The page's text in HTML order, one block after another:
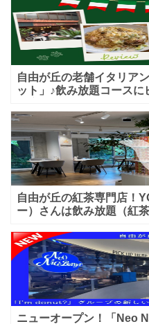
自由が丘の老舗イタリア
ット」♪飲み放題コース
自由が丘の紅茶専門店！
ー）さんは飲み放題（紅
ニューオープン！「Neo